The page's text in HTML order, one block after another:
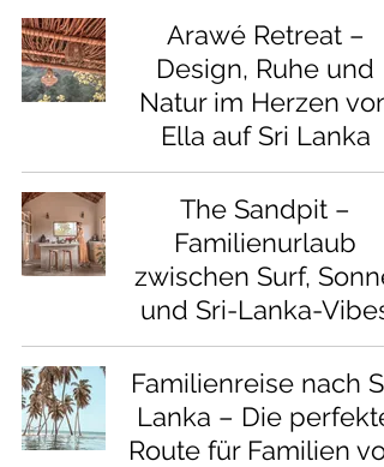
Arawé Retreat –
Design, Ruhe und
Natur im Herzen von
Ella auf Sri Lanka
The Sandpit –
Familienurlaub
zwischen Surf, Sonne
und Sri-Lanka-Vibes
Familienreise nach Sri
Lanka – Die perfekte
Route für Familien